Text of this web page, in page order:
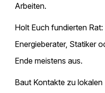
Arbeiten.
Holt Euch fundierten
Energieberater, Statiker
Ende meistens aus.
Baut Kontakte zu